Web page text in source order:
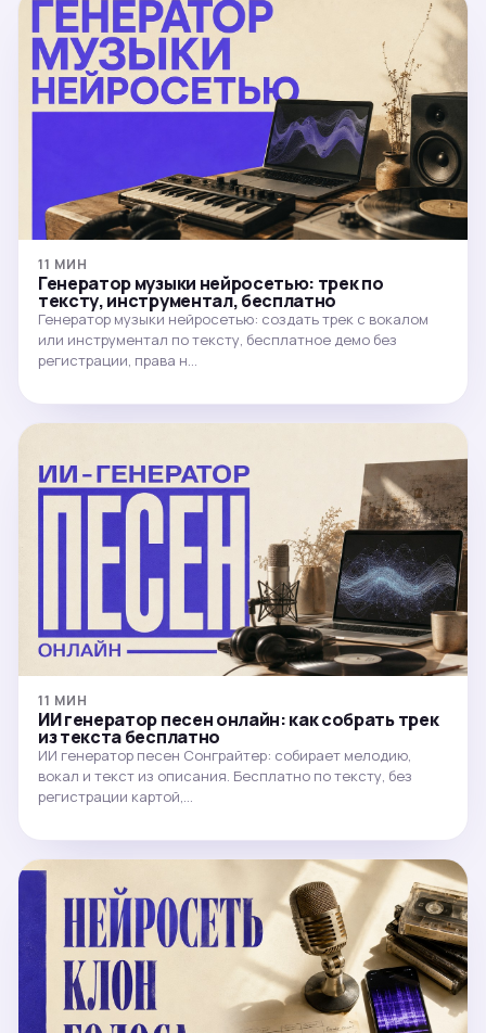
11 МИН
Генератор музыки нейросетью: трек по
тексту, инструментал, бесплатно
Генератор музыки нейросетью: создать трек с вокалом
или инструментал по тексту, бесплатное демо без
регистрации, права н…
11 МИН
ИИ генератор песен онлайн: как собрать трек
из текста бесплатно
ИИ генератор песен Сонграйтер: собирает мелодию,
вокал и текст из описания. Бесплатно по тексту, без
регистрации картой,…